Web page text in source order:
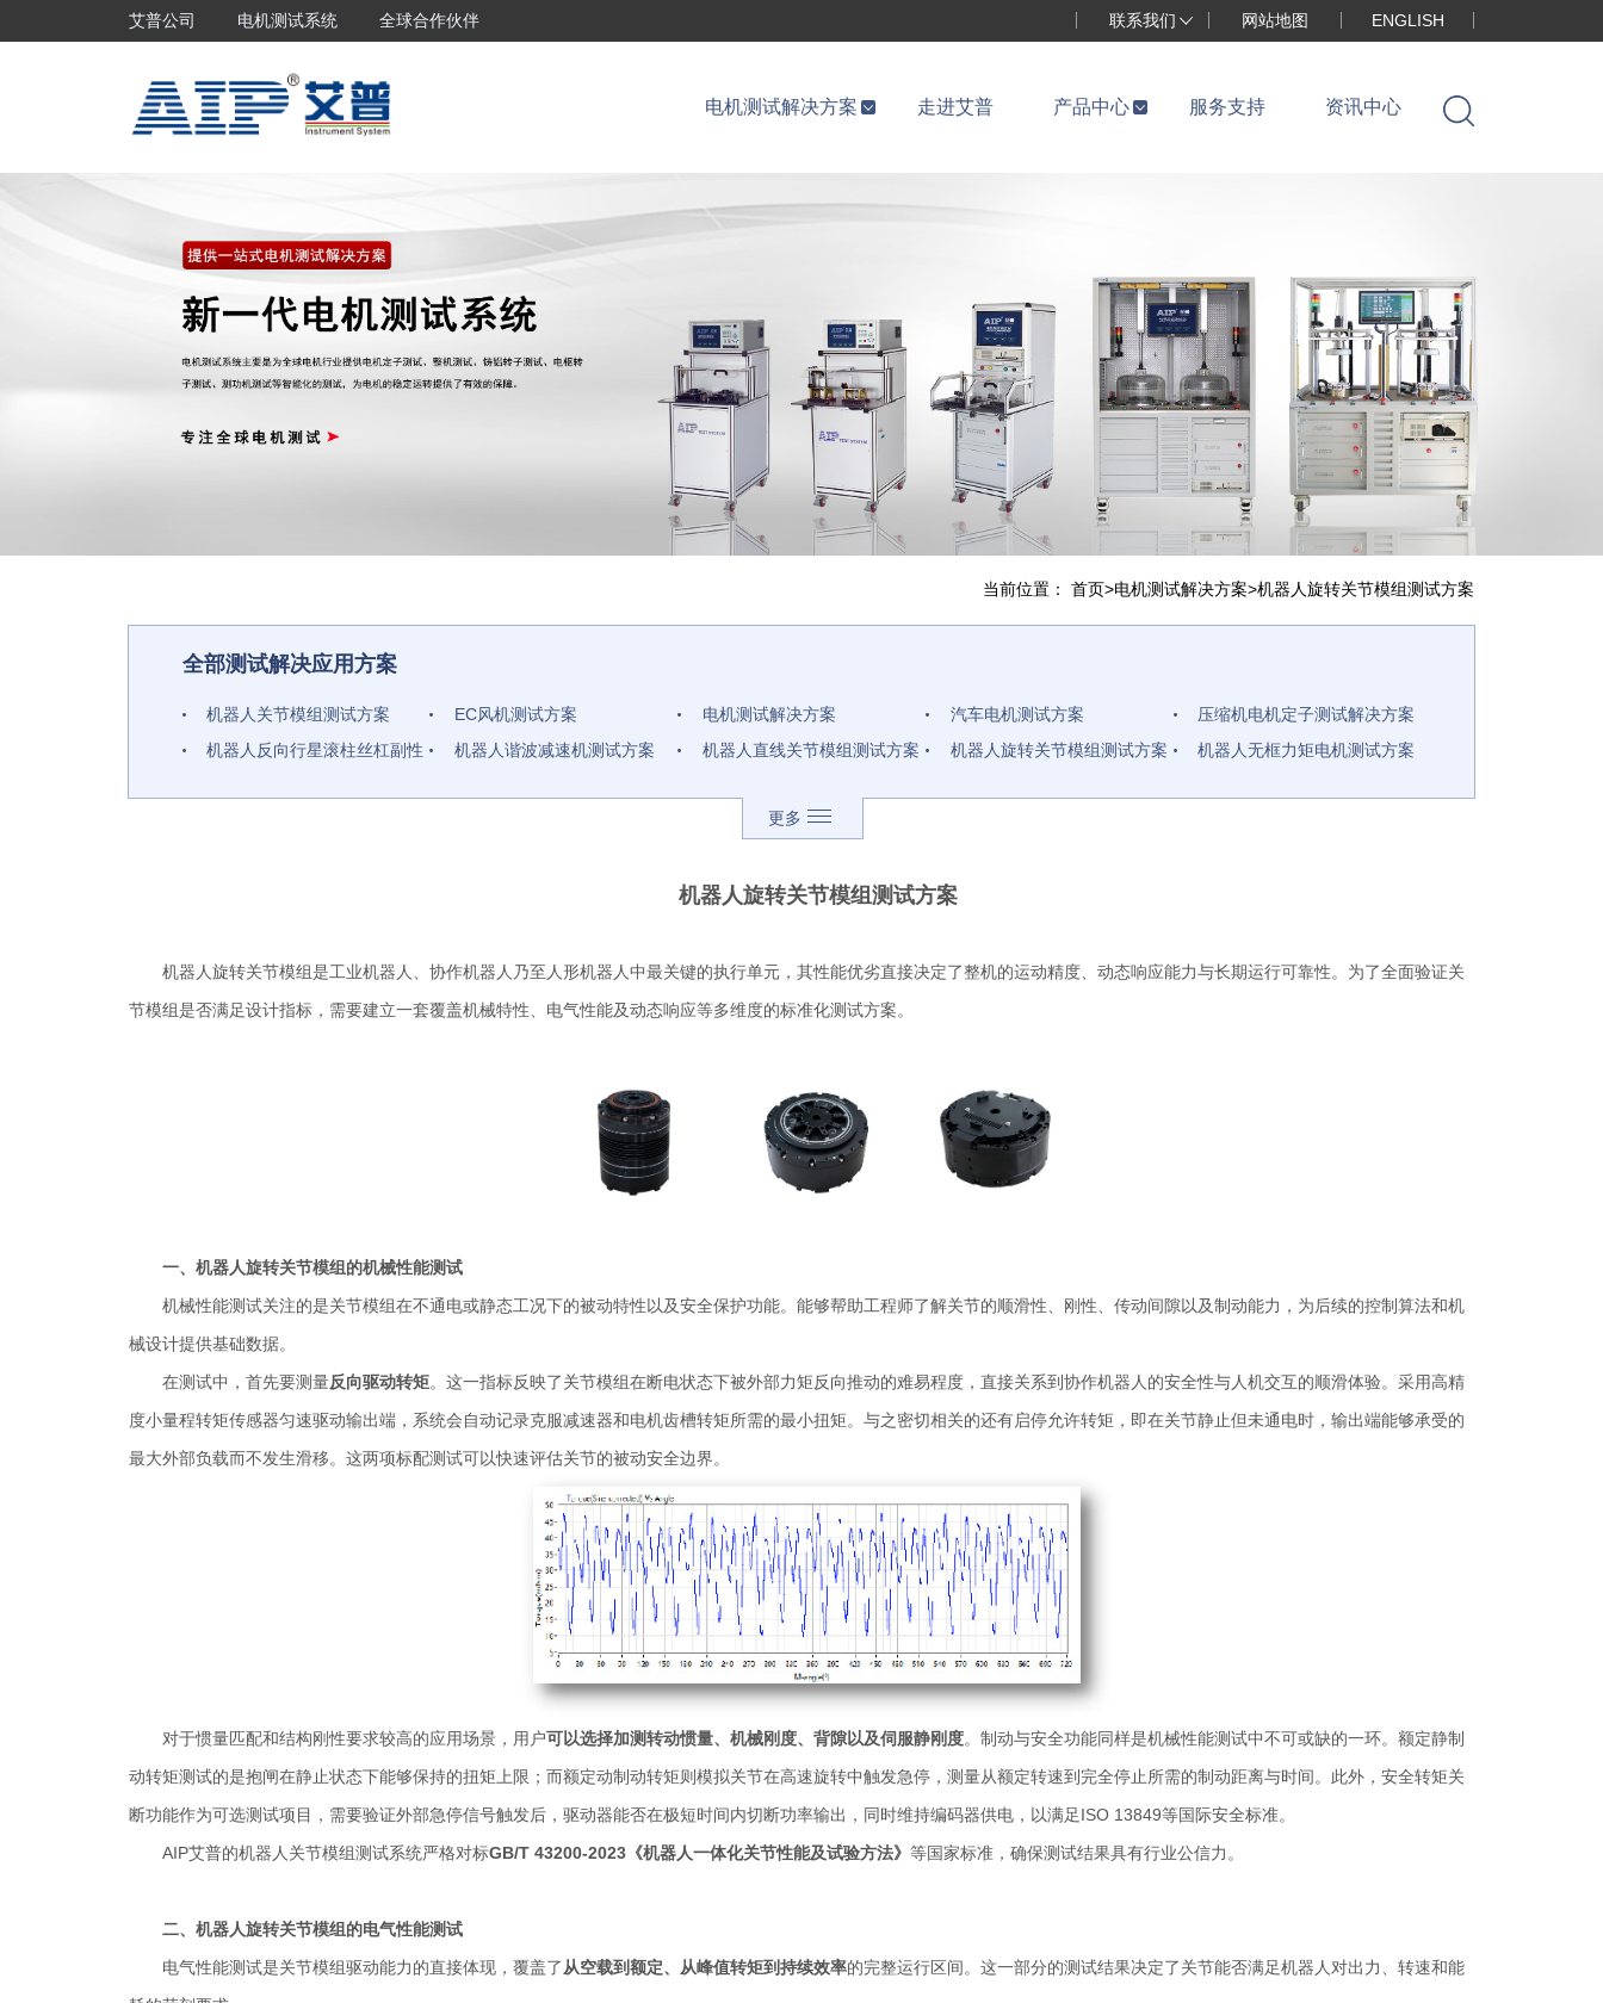
艾普公司 电机测试系统 全球合作伙伴 联系我们 网站地图 ENGLISH
电机测试解决方案 走进艾普 产品中心 服务支持 资讯中心
当前位置：首页>电机测试解决方案>机器人旋转关节模组测试方案
全部测试解决应用方案
机器人关节模组测试方案 EC风机测试方案 电机测试解决方案 汽车电机测试方案
压缩机电机定子测试解决方案
机器人反向行星滚柱丝杠副性
机器人谐波减速机测试方案 机器人直线关节模组测试方案 机器人旋转关节模组测试方案
机器人无框力矩电机测试方案
电机定子真空测试解决方案
更多
机器人旋转关节模组测试方案
机器人旋转关节模组是工业机器人、协作机器人乃至人形机器人中最关键的执行单元，其性能优劣直接决定了整机的运动精度、动态响应能力与长期运行可靠性。为了全面验证关
节模组是否满足设计指标，需要建立一套覆盖机械特性、电气性能及动态响应等多维度的标准化测试方案。
一、机器人旋转关节模组的机械性能测试
机械性能测试关注的是关节模组在不通电或静态工况下的被动特性以及安全保护功能。能够帮助工程师了解关节的顺滑性、刚性、传动间隙以及制动能力，为后续的控制算法和机
械设计提供基础数据。
在测试中，首先要测量反向驱动转矩。这一指标反映了关节模组在断电状态下被外部力矩反向推动的难易程度，直接关系到协作机器人的安全性与人机交互的顺滑体验。采用高精
度小量程转矩传感器匀速驱动输出端，系统会自动记录克服减速器和电机齿槽转矩所需的最小扭矩。与之密切相关的还有启停允许转矩，即在关节静止但未通电时，输出端能够承受的
最大外部负载而不发生滑移。这两项标配测试可以快速评估关节的被动安全边界。
对于惯量匹配和结构刚性要求较高的应用场景，用户可以选择加测转动惯量、机械刚度、背隙以及伺服静刚度。制动与安全功能同样是机械性能测试中不可或缺的一环。额定静制
动转矩测试的是抱闸在静止状态下能够保持的扭矩上限；而额定动制动转矩则模拟关节在高速旋转中触发急停，测量从额定转速到完全停止所需的制动距离与时间。此外，安全转矩关
断功能作为可选测试项目，需要验证外部急停信号触发后，驱动器能否在极短时间内切断功率输出，同时维持编码器供电，以满足ISO 13849等国际安全标准。
AIP艾普的机器人关节模组测试系统严格对标GB/T 43200-2023《机器人一体化关节性能及试验方法》 等国家标准，确保测试结果具有行业公信力。
二、机器人旋转关节模组的电气性能测试
电气性能测试是关节模组驱动能力的直接体现，覆盖了从空载到额定、从峰值转矩到持续效率的完整运行区间。这一部分的测试结果决定了关节能否满足机器人对出力、转速和能